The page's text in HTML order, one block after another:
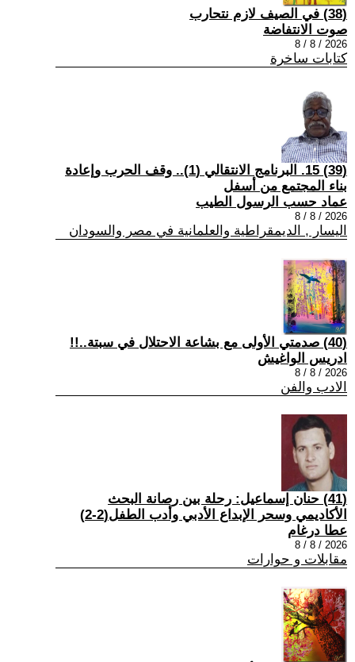
(38) في الصيف لازم نتحارب
صوت الانتفاضة
2026 / 8 / 8
كتابات ساخرة
(39) 15. البرنامج الانتقالي (1).. وقف الحرب وإعادة
بناء المجتمع من أسفل
عماد حسب الرسول الطيب
2026 / 8 / 8
اليسار , الديمقراطية والعلمانية في مصر والسودان
(40) صدمتي الأولى مع بشاعة الاحتلال في سبتة..!!
ادريس الواغيش
2026 / 8 / 8
الادب والفن
(41) حنان إسماعيل: رحلة بين رصانة البحث
الأكاديمي وسحر الإبداع الأدبي وأدب الطفل(2-2)
عطا درغام
2026 / 8 / 8
مقابلات و حوارات